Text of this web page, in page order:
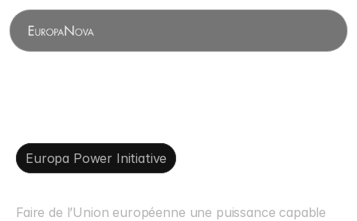
Europa Power Initiative
Faire de l’Union européenne une puissance capable